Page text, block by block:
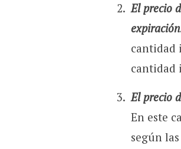
El precio
expiración
cantidad
cantidad
El precio
En este
según